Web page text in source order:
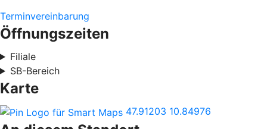
Terminvereinbarung
Öffnungszeiten
Filiale
SB-Bereich
Karte
47.91203 10.84976